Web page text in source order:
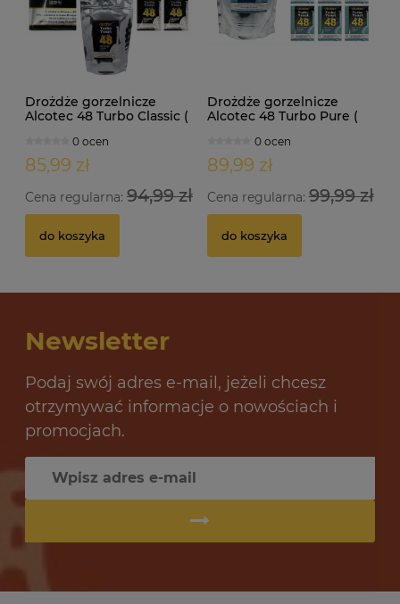
Drożdże gorzelnicze
Alcotec 48 Turbo Classic (
0 ocen
85,99 zł
Cena regularna: 94,99 zł
do koszyka
Drożdże gorzelnicze
Alcotec 48 Turbo Pure (
0 ocen
89,99 zł
Cena regularna:99,99 zł
do koszyka
Newsletter
Podaj swój adres e-mail, jeżeli chcesz
otrzymywać informacje o nowościach i
promocjach.